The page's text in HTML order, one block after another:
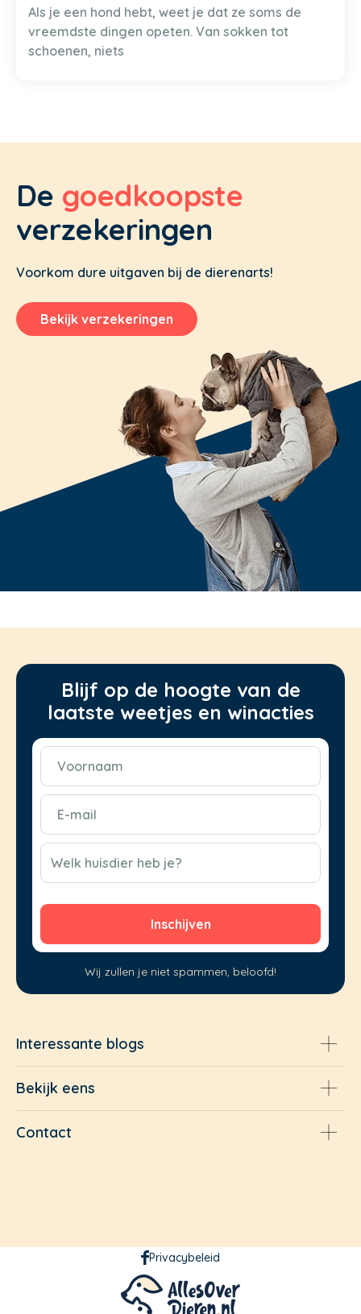
Als je een hond hebt, weet je dat ze soms de
vreemdste dingen opeten. Van sokken tot
schoenen, niets
De goedkoopste
verzekeringen
Voorkom dure uitgaven bij de dierenarts!
Bekijk verzekeringen
Blijf op de hoogte van de
laatste weetjes en winacties
Voornaam
(Vereist)
E-
mail
(Vereist)
CAPTCHA
Welk huisdier heb je?
Wij zullen je niet spammen, beloofd!
Interessante blogs
Bekijk eens
Contact
Privacybeleid